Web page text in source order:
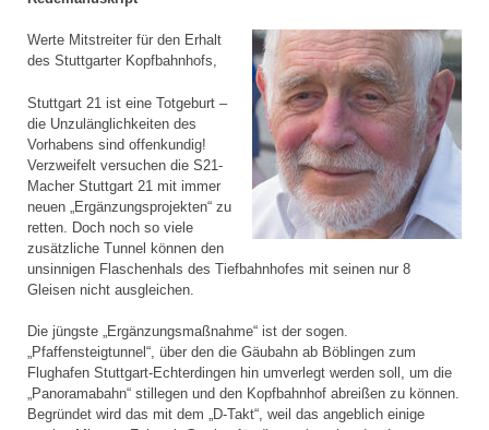
Werte Mitstreiter für den Erhalt
des Stuttgarter Kopfbahnhofs,
Stuttgart 21 ist eine Totgeburt –
die Unzulänglichkeiten des
Vorhabens sind offenkundig!
Verzweifelt versuchen die S21-
Macher Stuttgart 21 mit immer
neuen „Ergänzungsprojekten“ zu
retten. Doch noch so viele
zusätzliche Tunnel können den
unsinnigen Flaschenhals des Tiefbahnhofes mit seinen nur 8
Gleisen nicht ausgleichen.
Die jüngste „Ergänzungsmaßnahme“ ist der sogen.
„Pfaffensteigtunnel“, über den die Gäubahn ab Böblingen zum
Flughafen Stuttgart-Echterdingen hin umverlegt werden soll, um die
„Panoramabahn“ stillegen und den Kopfbahnhof abreißen zu können.
Begründet wird das mit dem „D-Takt“, weil das angeblich einige